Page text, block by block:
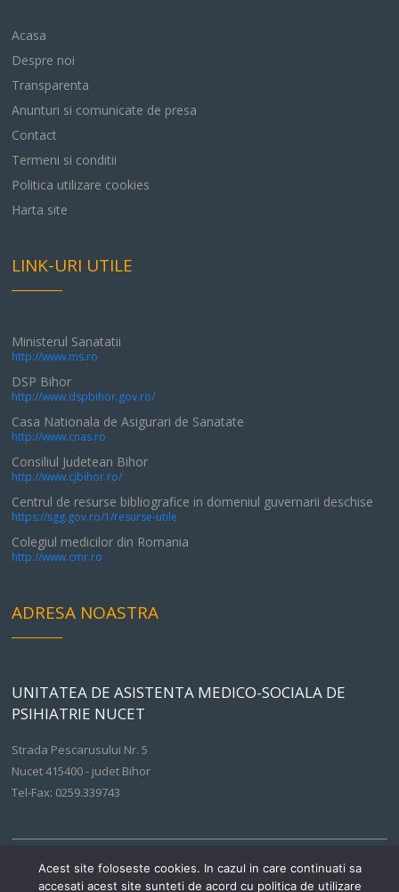
Acasa
Despre noi
Transparenta
Anunturi si comunicate de presa
Contact
Termeni si conditii
Politica utilizare cookies
Harta site
LINK-URI UTILE
Ministerul Sanatatii
http://www.ms.ro
DSP Bihor
http://www.dspbihor.gov.ro/
Casa Nationala de Asigurari de Sanatate
http://www.cnas.ro
Consiliul Judetean Bihor
http://www.cjbihor.ro/
Centrul de resurse bibliografice in domeniul guvernarii deschise
https://sgg.gov.ro/1/resurse-utile
Colegiul medicilor din Romania
http://www.cmr.ro
ADRESA NOASTRA
UNITATEA DE ASISTENTA MEDICO-SOCIALA DE
PSIHIATRIE NUCET
Strada Pescarusului Nr. 5
Nucet 415400 - judet Bihor
Tel-Fax: 0259.339743
Copyright © - Unitatea de Asistenta Medico-Sociala de
Acest site foloseste cookies. In cazul in care continuati sa
accesati acest site sunteti de acord cu politica de utilizare